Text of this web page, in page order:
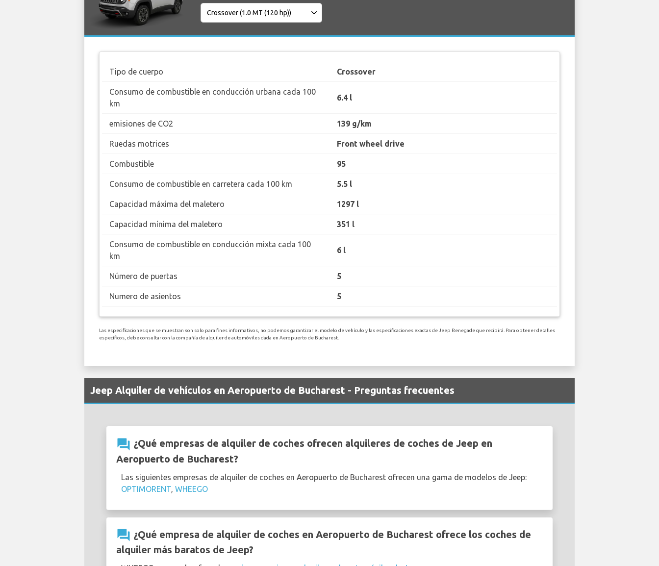
Tipo de cuerpo Crossover
Consumo de combustible en conducción urbana cada 100
km
6.4 l
emisiones de CO2 139 g/km
Ruedas motrices Front wheel drive
Combustible 95
Consumo de combustible en carretera cada 100 km 5.5 l
Capacidad máxima del maletero 1297 l
Capacidad mínima del maletero 351 l
Consumo de combustible en conducción mixta cada 100
km
6 l
Número de puertas 5
Numero de asientos 5
Las especificaciones que se muestran son solo para fines informativos, no podemos garantizar el modelo de vehículo y las especificaciones exactas de Jeep Renegade que recibirá. Para obtener detalles
específicos, debe consultar con la compañía de alquiler de automóviles dada en Aeropuerto de Bucharest.
Jeep Alquiler de vehículos en Aeropuerto de Bucharest - Preguntas frecuentes
question_answer ¿Qué empresas de alquiler de coches ofrecen alquileres de coches de Jeep en
Aeropuerto de Bucharest?
Las siguientes empresas de alquiler de coches en Aeropuerto de Bucharest ofrecen una gama de modelos de Jeep:
OPTIMORENT, WHEEGO
question_answer ¿Qué empresa de alquiler de coches en Aeropuerto de Bucharest ofrece los coches de
alquiler más baratos de Jeep?